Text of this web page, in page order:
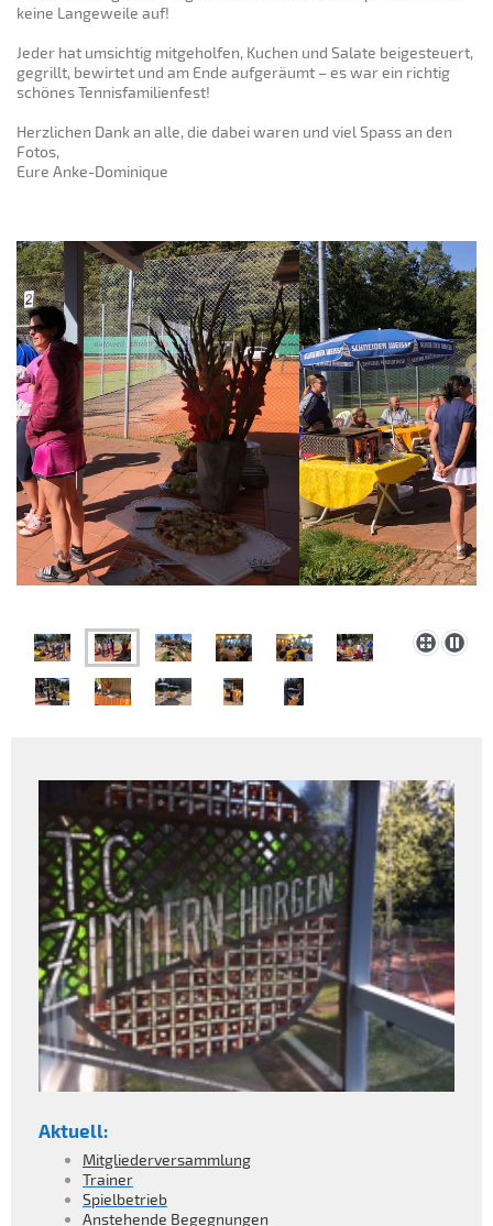
keine Langeweile auf!
Jeder hat umsichtig mitgeholfen, Kuchen und Salate beigesteuert,
gegrillt, bewirtet und am Ende aufgeräumt – es war ein richtig
schönes Tennisfamilienfest!
Herzlichen Dank an alle, die dabei waren und viel Spass an den
Fotos,
Eure Anke-Dominique
Aktuell:
Mitgliederversammlung
Trainer
Spielbetrieb
Anstehende Begegnungen